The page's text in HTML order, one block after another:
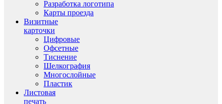
Разработка логотипа
Карты проезда
Визитные
карточки
Цифровые
Офсетные
Тиснение
Шелкография
Многослойные
Пластик
Листовая
печать